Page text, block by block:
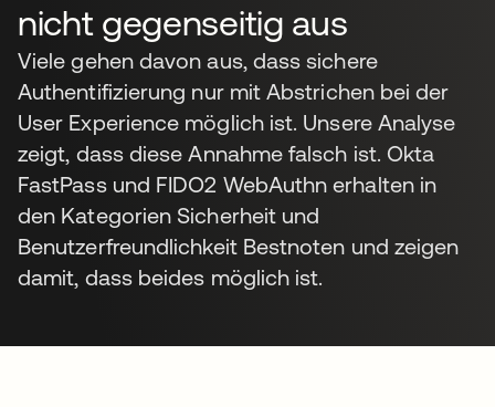
nicht gegenseitig aus
Viele gehen davon aus, dass sichere
Authentifizierung nur mit Abstrichen bei der
User Experience möglich ist. Unsere Analyse
zeigt, dass diese Annahme falsch ist. Okta
FastPass und FIDO2 WebAuthn erhalten in
den Kategorien Sicherheit und
Benutzerfreundlichkeit Bestnoten und zeigen
damit, dass beides möglich ist.